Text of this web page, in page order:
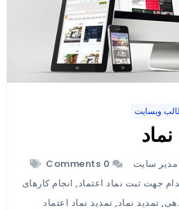
وبسایت
0 Comments
جهت ثبت نماد اعتماد, انجام کارهای
, تمدید نماد, تمدید نماد اعتماد